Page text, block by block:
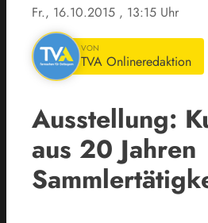
Fr., 16.10.2015 , 13:15 Uhr
VON
TVA Onlineredaktion
Ausstellung:
aus 20 Jahren